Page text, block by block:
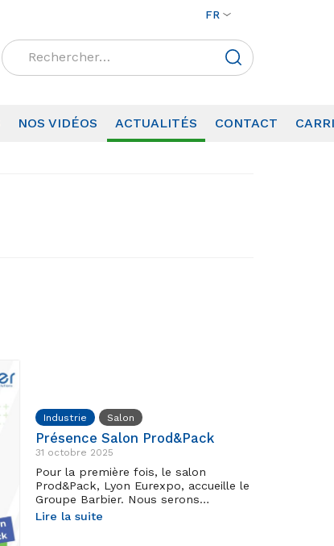
FR
Rechercher :
NOS VIDÉOS ACTUALITÉS CONTACT
Industrie Salon
Présence Salon Prod&Pack
31 octobre 2025
Pour la première fois, le salon
Prod&Pack, Lyon Eurexpo, accueille le
Groupe Barbier. Nous serons…
Lire la suite